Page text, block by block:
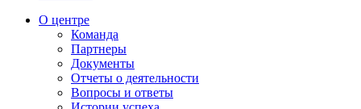
О центре
Команда
Партнеры
Документы
Отчеты о деятельности
Вопросы и ответы